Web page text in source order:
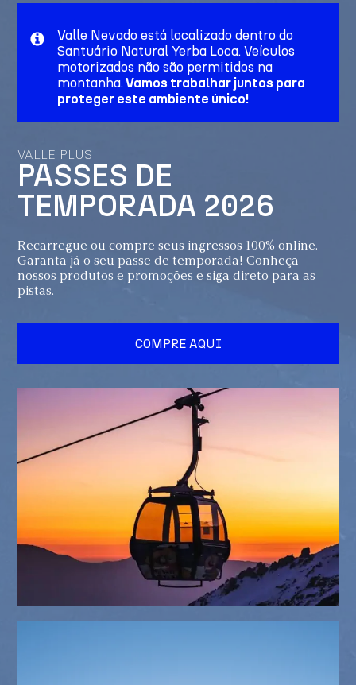
Valle Nevado está localizado dentro do
Santuário Natural Yerba Loca. Veículos
motorizados não são permitidos na
montanha.Vamos trabalhar juntos para
proteger este ambiente único!
VALLE PLUS
PASSES DE
TEMPORADA 2026
Recarregue ou compre seus ingressos 100% online.
Garanta já o seu passe de temporada! Conheça
nossos produtos e promoções e siga direto para as
pistas.
COMPRE AQUI